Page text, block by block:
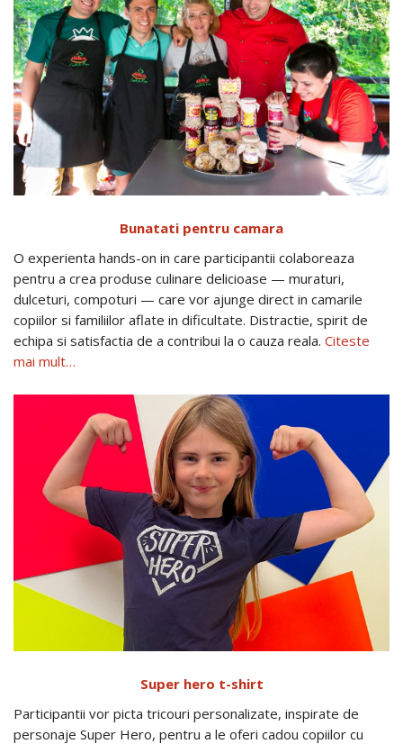
Bunatati pentru camara
O experienta hands-on in care participantii colaboreaza
pentru a crea produse culinare delicioase — muraturi,
dulceturi, compoturi — care vor ajunge direct in camarile
copiilor si familiilor aflate in dificultate. Distractie, spirit de
echipa si satisfactia de a contribui la o cauza reala. Citeste
mai mult…
Super hero t-shirt
Participantii vor picta tricouri personalizate, inspirate de
personaje Super Hero, pentru a le oferi cadou copiilor cu